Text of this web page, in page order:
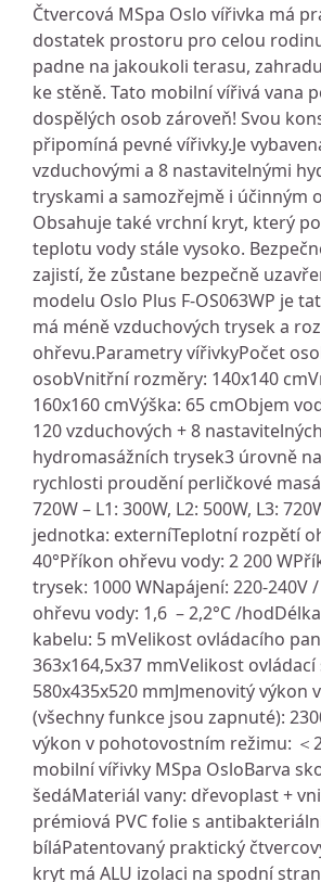
Čtvercová MSpa Oslo vířivka má
dostatek prostoru pro celou
padne na jakoukoli terasu,
ke stěně. Tato mobilní vířivá vana
dospělých osob zároveň! Svou
připomíná pevné vířivky.Je
vzduchovými a 8 nastavitelnými
tryskami a samozřejmě i účinným
Obsahuje také vrchní kryt, který
teplotu vody stále vysoko.
zajistí, že zůstane bezpečně
modelu Oslo Plus F-OS063WP je
má méně vzduchových trysek a
ohřevu.Parametry vířivkyPočet
osobVnitřní rozměry: 140x140
160x160 cmVýška: 65 cmObjem
120 vzduchových + 8 nastavitelných
hydromasážních trysek3 úrovně
rychlosti proudění perličkové
720W – L1: 300W, L2: 500W, L3:
jednotka: externíTeplotní rozpětí
40°Příkon ohřevu vody: 2 200
trysek: 1000 WNapájení: 220-240V
ohřevu vody: 1,6 – 2,2°C /
kabelu: 5 mVelikost ovládacího
363x164,5x37 mmVelikost
580x435x520 mmJmenovitý výkon
(všechny funkce jsou zapnuté):
výkon v pohotovostním režimu: ＜
mobilní vířivky MSpa OsloBarva
šedáMateriál vany: dřevoplast +
prémiová PVC folie s
bíláPatentovaný praktický
kryt má ALU izolaci na spodní